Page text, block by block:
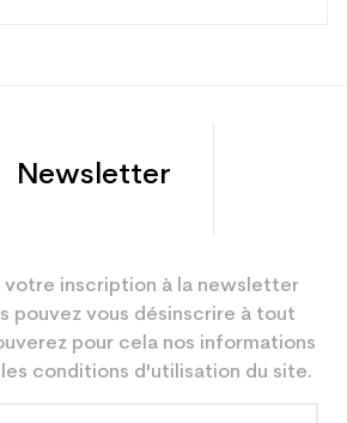
Femme
Noir
:
kg)
3.9
Newsletter
inscription à la newsletter
pouvez vous désinscrire à tout
pour cela nos informations
conditions d'utilisation du site.